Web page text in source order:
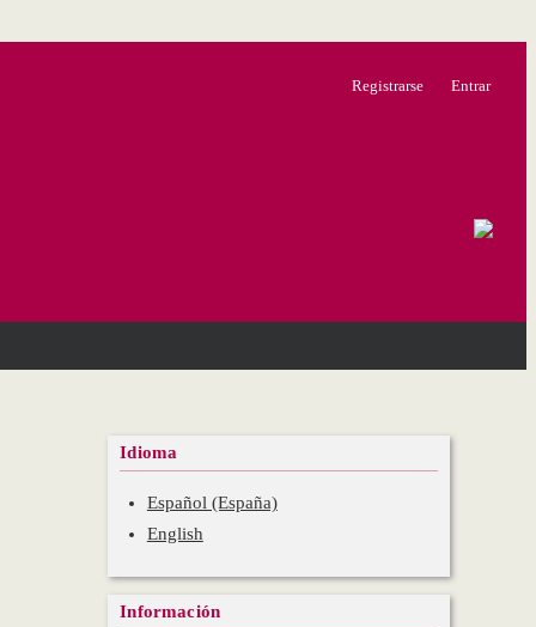
Registrarse Entrar
Idioma
Español (España)
English
Información